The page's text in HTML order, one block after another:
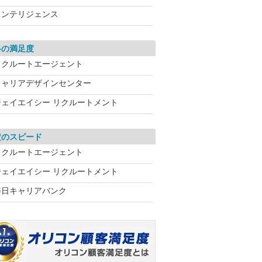
テリジェンス
満足度
ルートエージェント
リアデザインセンター
イエイシー リクルートメント
スピード
ルートエージェント
イエイシー リクルートメント
キャリアバンク